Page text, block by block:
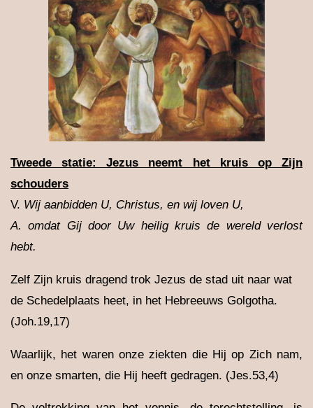
Tweede statie: Jezus neemt het kruis op Zijn
schouders
V. Wij aanbidden U, Christus, en wij loven U,
A.omdat Gij door Uw heilig kruis de wereld verlost
hebt.
Zelf Zijn kruis dragend trok Jezus de stad uit naar wat
de Schedelplaats heet, in het Hebreeuws Golgotha.
(Joh.19,17)
Waarlijk, het waren onze ziekten die Hij op Zich nam,
en onze smarten, die Hij heeft gedragen. (Jes.53,4)